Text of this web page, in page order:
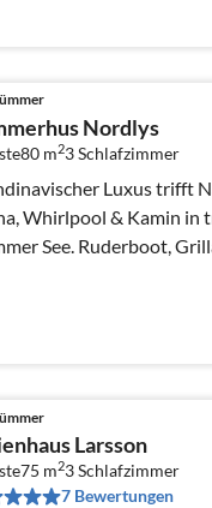
bei. Ideal für
Nordlys
80 m23Schlafzimmer
Luxus trifft
Whirlpool & Kamin in
See. Ruderboot,
See.
Larsson
75 m23Schlafzimmer
7 Bewertungen